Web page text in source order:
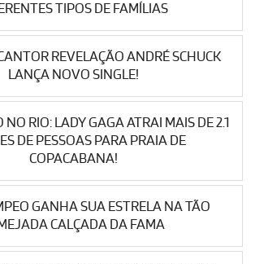
TIPOS DE FAMÍLIAS
REVELAÇÃO ANDRÉ SCHUCK
LANÇA NOVO SINGLE!
RIO: LADY GAGA ATRAI MAIS DE 2.1
DE PESSOAS PARA PRAIA DE
COPACABANA!
GANHA SUA ESTRELA NA TÃO
CALÇADA DA FAMA